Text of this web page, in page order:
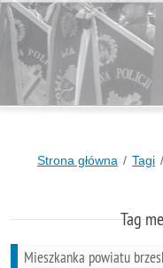
Strona główna Tagi
Tag
Mieszkanka powiatu